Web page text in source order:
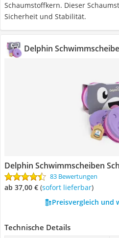
Schaumstoffkern. Dieser
Sicherheit und Stabilität.
Delphin
Delphin Schwimmscheiben
83 Bewertungen
ab 37,00 € ( Sofort lieferbar)
Preisvergleich und
Technische Details